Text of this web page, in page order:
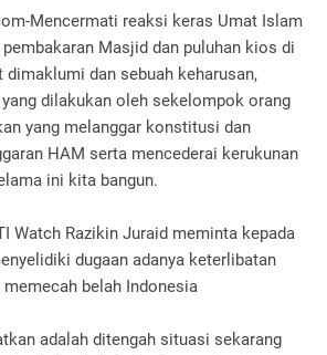
Mencermati reaksi keras Umat Islam
Masjid dan puluhan kios di
dimaklumi dan sebuah keharusan,
dilakukan oleh sekelompok orang
yang melanggar konstitusi dan
HAM serta mencederai kerukunan
ini kita bangun.
Watch Razikin Juraid meminta kepada
dugaan adanya keterlibatan
belah Indonesia
adalah ditengah situasi sekarang